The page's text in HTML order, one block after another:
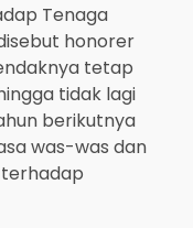
Tenaga
honorer
tetap
tidak lagi
berikutnya
was-was dan